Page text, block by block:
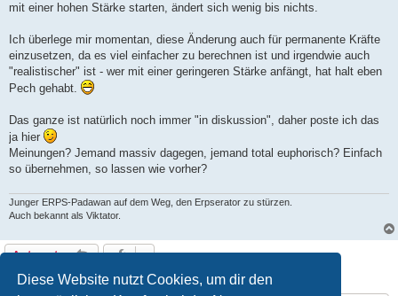
Diese Website nutzt Cookies, um dir den
mit einer hohen Stärke starten, ändert sich wenig bis nichts.
Ich überlege mir momentan, diese Änderung auch für permanente Kräfte
einzusetzen, da es viel einfacher zu berechnen ist und irgendwie auch
"realistischer" ist - wer mit einer geringeren Stärke anfängt, hat halt eben
Pech gehabt.
Das ganze ist natürlich noch immer "in diskussion", daher poste ich das
ja hier
Meinungen? Jemand massiv dagegen, jemand total euphorisch? Einfach
so übernehmen, so lassen wie vorher?
Junger ERPS-Padawan auf dem Weg, den Erpserator zu stürzen.
Auch bekannt als Viktator.
Antworten
1 Beitrag • Seite1von 1